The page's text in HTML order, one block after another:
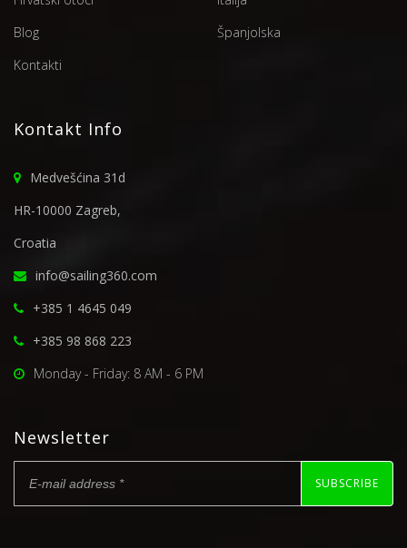
Blog
Kontakti
Španjolska
Kontakt Info
Medvešćina 31d
HR-10000 Zagreb,
Croatia
info@sailing360.com
+385 1 4645 049
+385 98 868 223
Monday - Friday: 8 AM - 6 PM
Newsletter
SUBSCRIBE